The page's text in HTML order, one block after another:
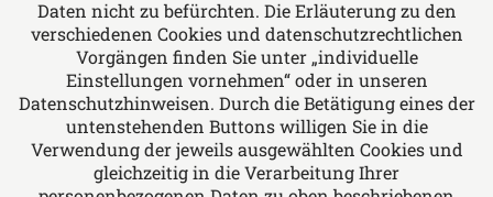
Das europäische Kanzlei-Netzwerk
Daten nicht zu befürchten. Die Erläuterung zu den
verschiedenen Cookies und datenschutzrechtlichen
Vorgängen finden Sie unter „individuelle
Einstellungen vornehmen“ oder in unseren
Datenschutzhinweisen. Durch die Betätigung eines der
untenstehenden Buttons willigen Sie in die
Verwendung der jeweils ausgewählten Cookies und
gleichzeitig in die Verarbeitung Ihrer